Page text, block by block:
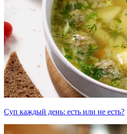
Суп каждый день: есть или не есть?